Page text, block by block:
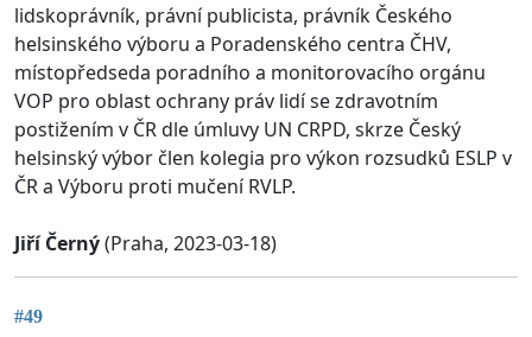
lidskoprávník, právní publicista, právník Českého
helsinského výboru a Poradenského centra ČHV,
místopředseda poradního a monitorovacího orgánu
VOP pro oblast ochrany práv lidí se zdravotním
postižením v ČR dle úmluvy UN CRPD, skrze Český
helsinský výbor člen kolegia pro výkon rozsudků ESLP v
ČR a Výboru proti mučení RVLP.
Jiří Černý(Praha, 2023-03-18)
#49